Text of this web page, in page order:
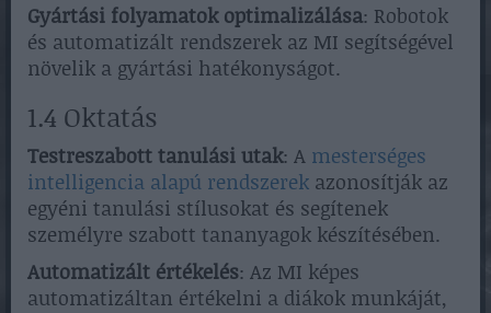
Gyártási folyamatok optimalizálása: Robotok
és automatizált rendszerek az MI segítségével
növelik a gyártási hatékonyságot.
1.4 Oktatás
Testreszabott tanulási utak: A mesterséges
intelligencia alapú rendszerek azonosítják az
egyéni tanulási stílusokat és segítenek
személyre szabott tananyagok készítésében.
Automatizált értékelés: Az MI képes
automatizáltan értékelni a diákok munkáját,